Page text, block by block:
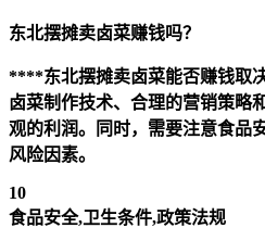
东北摆摊卖卤菜赚钱吗？
****东北摆摊卖卤菜能否赚钱取
卤菜制作技术、合理的营销策略
观的利润。同时，需要注意食品
风险因素。
10
食品安全,卫生条件,政策法规